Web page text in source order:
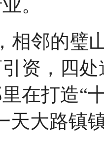
。
相邻的璧
资，四
在打造“
天大路镇